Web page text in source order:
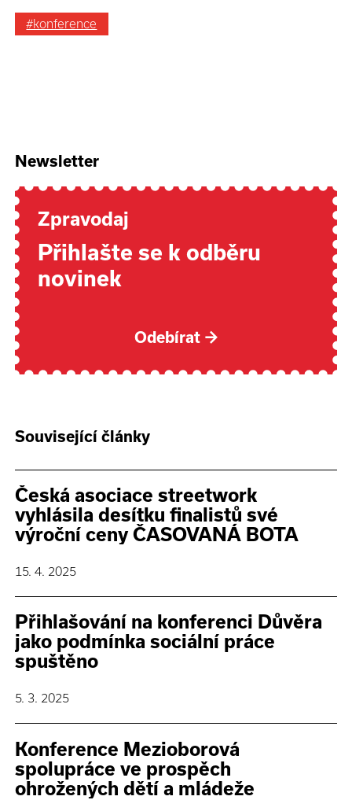
#konference
Newsletter
Zpravodaj
Přihlašte se k odběru
novinek
Odebírat →
Související články
Česká asociace streetwork
vyhlásila desítku finalistů své
výroční ceny ČASOVANÁ BOTA
15. 4. 2025
Přihlašování na konferenci Důvěra
jako podmínka sociální práce
spuštěno
5. 3. 2025
Konference Mezioborová
spolupráce ve prospěch
ohrožených dětí a mládeže